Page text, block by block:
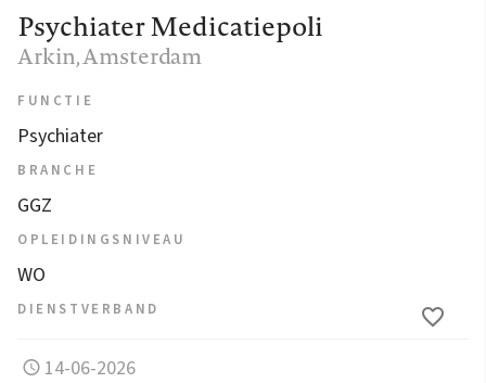
Psychiater Medicatiepoli
Arkin, Amsterdam
FUNCTIE
Psychiater
BRANCHE
GGZ
OPLEIDINGSNIVEAU
WO
DIENSTVERBAND
14-06-2026